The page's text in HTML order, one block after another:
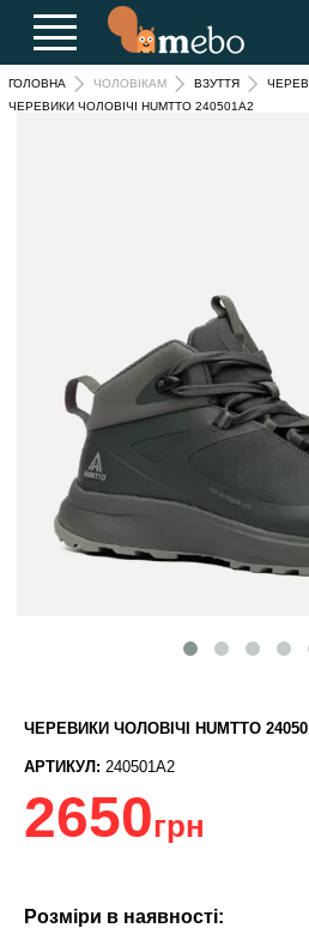
ГОЛОВНА ЧОЛОВІКАМ ВЗУТТЯ
ЧЕРЕВИКИ ЧОЛОВІЧІ HUMTTO 240501A2
ЧЕРЕВИКИ ЧОЛОВІЧІ HUMTTO
АРТИКУЛ: 240501A2
2650грн
Розміри в наявності: